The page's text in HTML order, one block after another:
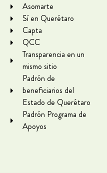
Asomarte
Sí en Querétaro
Capta
QCC
Transparencia en un
mismo sitio
Padrón de
beneficiarios del
Estado de Querétaro
Padrón Programa de
Apoyos